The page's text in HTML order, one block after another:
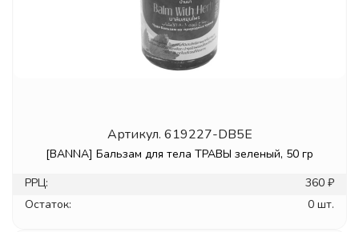
Артикул. 619227-DB5E
[BANNA] Бальзам для тела ТРАВЫ зеленый, 50 гр
РРЦ:
360 ₽
Остаток:
0 шт.